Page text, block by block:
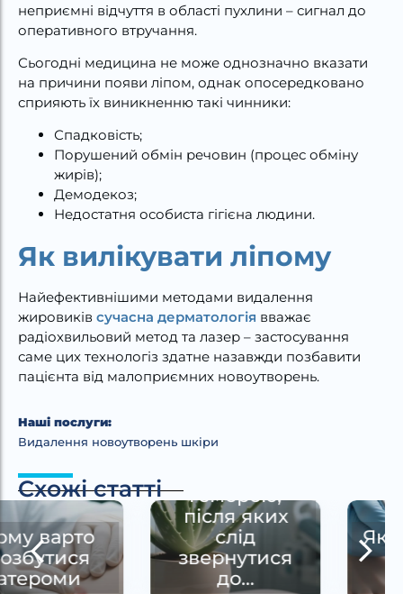
неприємні відчуття в області пухлини – сигнал до
оперативного втручання.
Сьогодні медицина не може однозначно вказати
на причини появи ліпом, однак опосередковано
сприяють їх виникненню такі чинники:
Спадковість;
Порушений обмін речовин (процес обміну
жирів);
Демодекоз;
Недостатня особиста гігієна людини.
Як вилікувати ліпому
Найефективнішими методами видалення
жировиків сучасна дерматологія вважає
радіохвильовий метод та лазер – застосування
саме цих технологіз здатне назавжди позбавити
пацієнта від малоприємних новоутворень.
Наші послуги:
Видалення новоутворень шкіри
Схожі статті
Перші
симптоми
геморою,
після яких
слід
звернутися
до…
Як вилікувати
врослий